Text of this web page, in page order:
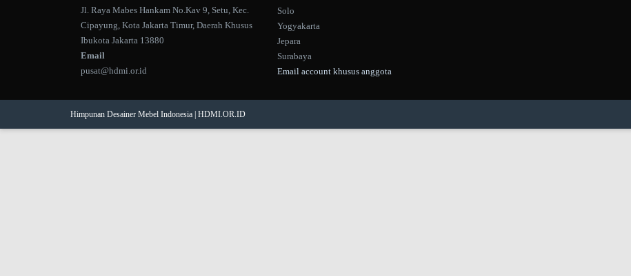
Jl. Raya Mabes Hankam No.Kav 9, Setu, Kec.
Cipayung, Kota Jakarta Timur, Daerah Khusus
Ibukota Jakarta 13880
Email
pusat@hdmi.or.id
Solo
Yogyakarta
Jepara
Surabaya
Email account khusus anggota
Himpunan Desainer Mebel Indonesia | HDMI.OR.ID